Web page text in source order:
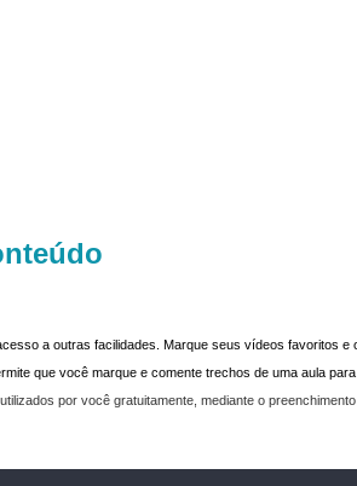
a outras facilidades. Marque seus vídeos favoritos e
que você marque e comente trechos de uma aula
por você gratuitamente, mediante o